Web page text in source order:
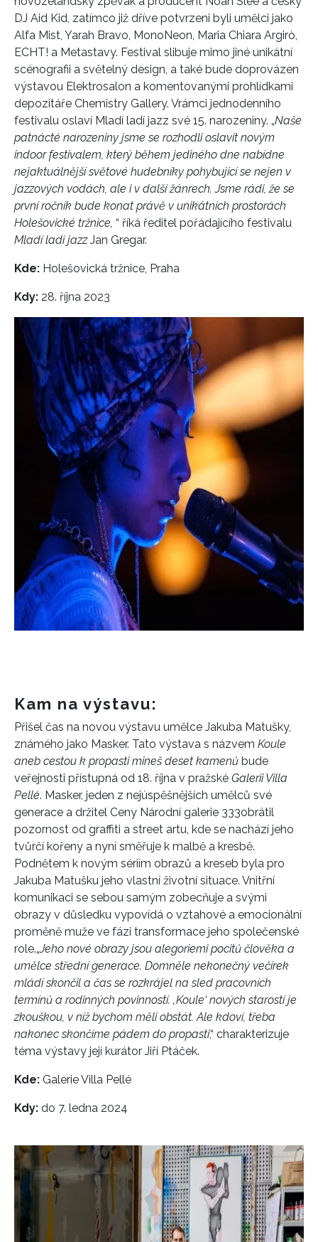
DJ Aid Kid, zatímco již dříve potvrzeni byli umělci jako
Alfa Mist, Yarah Bravo, MonoNeon, Maria Chiara Argirò,
ECHT! a Metastavy. Festival slibuje mimo jiné unikátní
scénografii a světelný design, a také bude doprovázen
výstavou Elektrosalon a komentovanými prohlídkami
depozitáře Chemistry Gallery. Vrámci jednodenního
festivalu oslaví Mladí ladí jazz své 15. narozeniny. „Naše
patnácté narozeniny jsme se rozhodli oslavit novým
indoor festivalem, který během jediného dne nabídne
nejaktuálnější světové hudebníky pohybující se nejen v
jazzových vodách, ale i v další žánrech. Jsme rádi, že se
první ročník bude konat právě v unikátních prostorách
Holešovické tržnice, “ říká ředitel pořádajícího festivalu
Mladí ladí jazzJan Gregar.
Kde: Holešovická tržnice, Praha
Kdy: 28. října 2023
Kam na výstavu:
Přišel čas na novou výstavu umělce Jakuba Matušky,
známého jako Masker. Tato výstava s názvem Koule
aneb cestou k propasti mineš deset kamenů bude
veřejnosti přístupná od 18. října v pražské Galerii Villa
Pellé. Masker, jeden z nejúspěšnějších umělců své
generace a držitel Ceny Národní galerie 333obrátil
pozornost od graffiti a street artu, kde se nachází jeho
tvůrčí kořeny a nyní směřuje k malbě a kresbě.
Podnětem k novým sériím obrazů a kreseb byla pro
Jakuba Matušku jeho vlastní životní situace. Vnitřní
komunikaci se sebou samým zobecňuje a svými
obrazy v důsledku vypovídá o vztahové a emocionální
proměně muže ve fázi transformace jeho společenské
role.„Jeho nové obrazy jsou alegoriemi pocitů člověka a
umělce střední generace. Domněle nekonečný večírek
mládí skončil a čas se rozkrájel na sled pracovních
termínů a rodinných povinností. ‚Koule‘ nových starostí je
zkouškou, v níž bychom měli obstát. Ale kdoví, třeba
nakonec skončíme pádem do propasti,“ charakterizuje
téma výstavy její kurátor Jiří Ptáček.
Kde: Galerie Villa Pellé
Kdy: do 7. ledna 2024